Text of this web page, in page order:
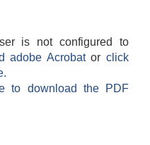
is not configured to
adobe Acrobatorclick
to download the PDF